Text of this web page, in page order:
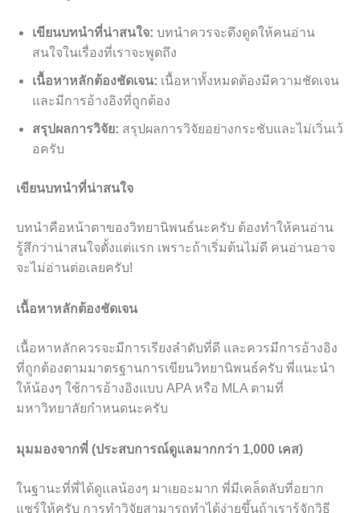
เขียนบทนำที่น่าสนใจ: บทนำควรจะดึงดูดให้คนอ่าน
สนใจในเรื่องที่เราจะพูดถึง
เนื้อหาหลักต้องชัดเจน: เนื้อหาทั้งหมดต้องมีความชัดเจน
และมีการอ้างอิงที่ถูกต้อง
สรุปผลการวิจัย: สรุปผลการวิจัยอย่างกระชับและไม่เวิ่นเว้
อครับ
เขียนบทนำที่น่าสนใจ
บทนำคือหน้าตาของวิทยานิพนธ์นะครับ ต้องทำให้คนอ่าน
รู้สึกว่าน่าสนใจตั้งแต่แรก เพราะถ้าเริ่มต้นไม่ดี คนอ่านอาจ
จะไม่อ่านต่อเลยครับ!
เนื้อหาหลักต้องชัดเจน
เนื้อหาหลักควรจะมีการเรียงลำดับที่ดี และควรมีการอ้างอิง
ที่ถูกต้องตามมาตรฐานการเขียนวิทยานิพนธ์ครับ พี่แนะนำ
ให้น้องๆ ใช้การอ้างอิงแบบ APA หรือ MLA ตามที่
มหาวิทยาลัยกำหนดนะครับ
มุมมองจากพี่ (ประสบการณ์ดูแลมากกว่า 1,000 เคส)
ในฐานะที่พี่ได้ดูแลน้องๆ มาเยอะมาก พี่มีเคล็ดลับที่อยาก
แชร์ให้ครับ การทำวิจัยสามารถทำได้ง่ายขึ้นถ้าเรารู้จักวิธี